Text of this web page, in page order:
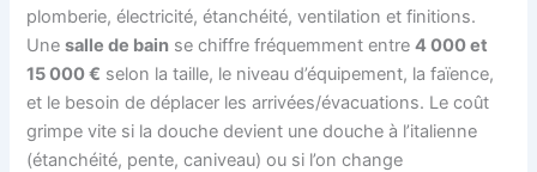
plomberie, électricité, étanchéité, ventilation et finitions.
Unesalle de bain se chiffre fréquemment entre4 000 et
15 000 € selon la taille, le niveau d’équipement, la faïence,
et le besoin de déplacer les arrivées/évacuations. Le coût
grimpe vite si la douche devient une douche à l’italienne
(étanchéité, pente, caniveau) ou si l’on change